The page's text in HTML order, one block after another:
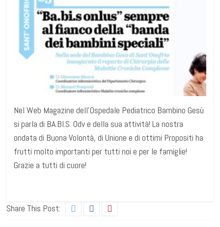
Nel Web Magazine dell’Ospedale Pediatrico Bambino Gesù
si parla di BA.BI.S. Odv e della sua attività! La nostra
ondata di Buona Volontà, di Unione e di ottimi Propositi ha
frutti molto importanti per tutti noi e per le famiglie!
Grazie a tutti di cuore!
Share This Post: